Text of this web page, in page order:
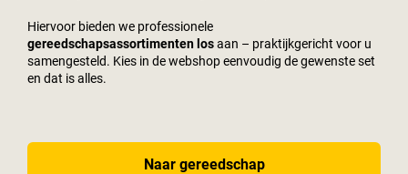
Hiervoor bieden we professionele
gereedschapsassortimenten losaan – praktijkgericht voor u
samengesteld. Kies in de webshop eenvoudig de gewenste set
en dat is alles.
Naar gereedschap